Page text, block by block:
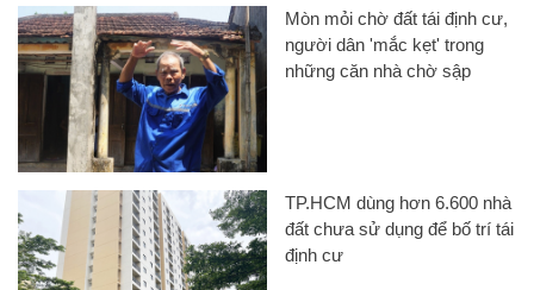
Mòn mỏi chờ đất tái định cư,
người dân 'mắc kẹt' trong
những căn nhà chờ sập
TP.HCM dùng hơn 6.600 nhà
đất chưa sử dụng để bố trí tái
định cư